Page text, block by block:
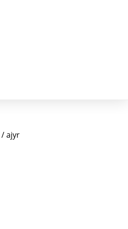
/ ajyr